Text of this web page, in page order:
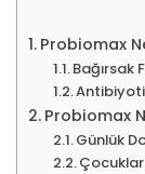
Probiomax
Bağırsak
Probiomax
Günlük
Çocuklar